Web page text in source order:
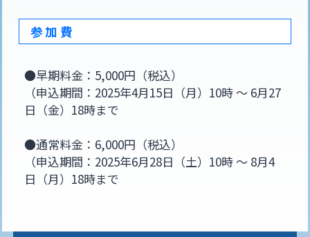
参加費
●早期料金：5,000円（税込）
（申込期間：2025年4月15日（月）10時 〜 6月27
日（金）18時まで
●通常料金：6,000円（税込）
（申込期間：2025年6月28日（土）10時 〜 8月4
日（月）18時まで